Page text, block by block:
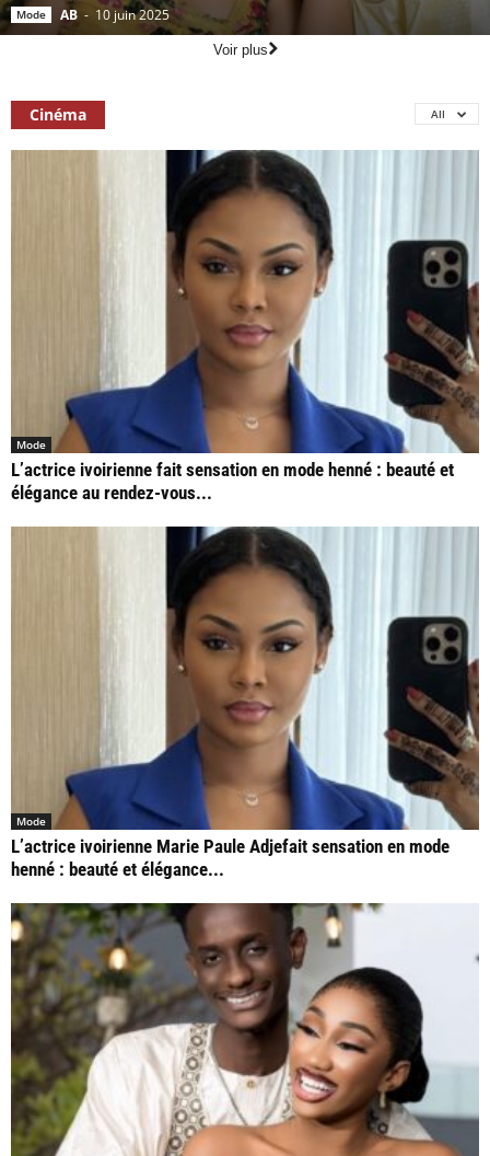
Mode AB - 10 juin 2025
Voir plus
Cinéma All
Mode
L’actrice ivoirienne fait sensation en mode henné : beauté et
élégance au rendez-vous...
Mode
L’actrice ivoirienne Marie Paule Adjefait sensation en mode
henné : beauté et élégance...